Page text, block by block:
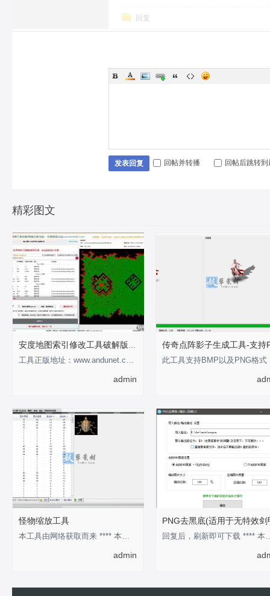
回复
发表回复 回帖并转播 回帖后跳转
精彩图文
安度地图索引修改工具破解版-支持0-255
工具正版地址：www.andunet.com 制作不易，有经济基础的支持正版软件 以下为正版截
admin
怪物缩放工具
本工具由网络获取而来 **** 本内容被作者隐藏 ****
admin
PNG去黑底(适用于无特效剑
回复后，刷新即可